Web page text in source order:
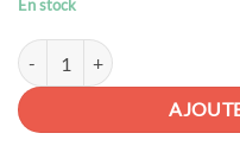
En stock
quantité de Pochette d'activités